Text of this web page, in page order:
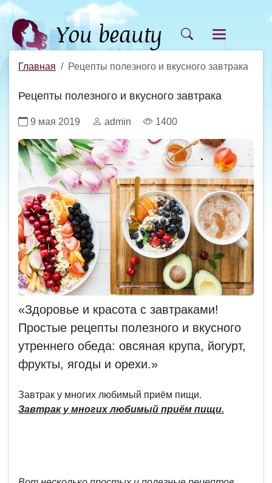
Главная Рецепты полезного и вкусного завтрака
Рецепты полезного и вкусного завтрака
9 мая 2019 admin 1400
«Здоровье и красота с завтраками!
Простые рецепты полезного и вкусного
утреннего обеда: овсяная крупа, йогурт,
фрукты, ягоды и орехи.»
Завтрак у многих любимый приём пищи.
Завтрак у многих любимый приём пищи.